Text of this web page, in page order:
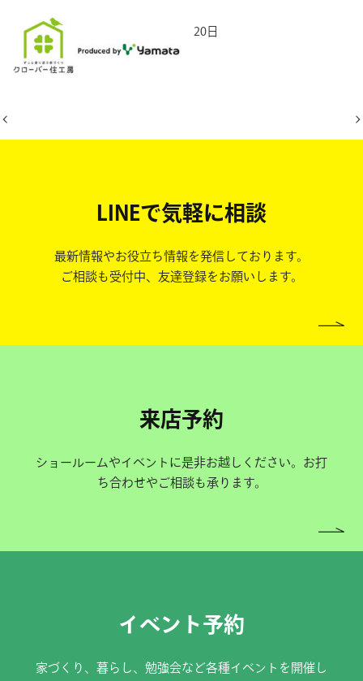
2026年4月20日
LINEで気軽に相談
最新情報やお役立ち情報を発信しております。
ご相談も受付中、友達登録をお願いします。
来店予約
ショールームやイベントに是非お越しください。お打
ち合わせやご相談も承ります。
イベント予約
家づくり、暮らし、勉強会など各種イベントを開催し